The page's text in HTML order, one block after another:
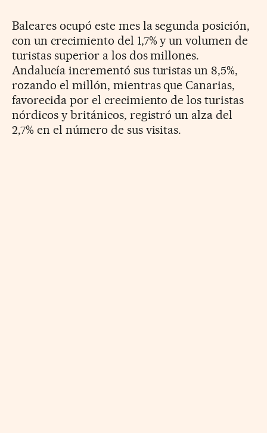
Baleares ocupó este mes la segunda posición,
con un crecimiento del 1,7% y un volumen de
turistas superior a los dos millones.
Andalucía incrementó sus turistas un 8,5%,
rozando el millón, mientras que Canarias,
favorecida por el crecimiento de los turistas
nórdicos y británicos, registró un alza del
2,7% en el número de sus visitas.